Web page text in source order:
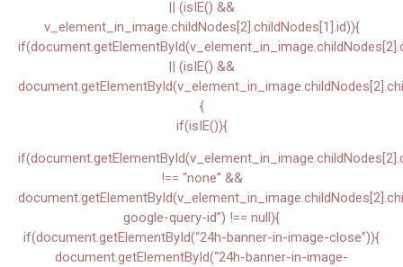
|| (isIE() &&
v_element_in_image.childNodes[2].childNodes[1].id)){
|| (isIE() &&
{
if(isIE()){
!== “none” &&
google-query-id”) !== null){
if(document.getElementById(“24h-banner-in-image-close”)){
document.getElementById(“24h-banner-in-image-